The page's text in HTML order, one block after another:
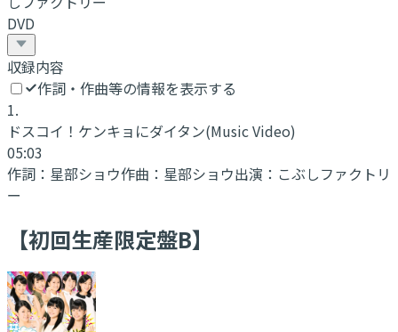
DVD
収録内容
作詞・作曲等の情報を表示する
1.
ドスコイ！ケンキョにダイタン(Music Video)
05:03
作詞： 星部ショウ作曲： 星部ショウ出演： こぶしファクトリ
ー
【初回生産限定盤B】